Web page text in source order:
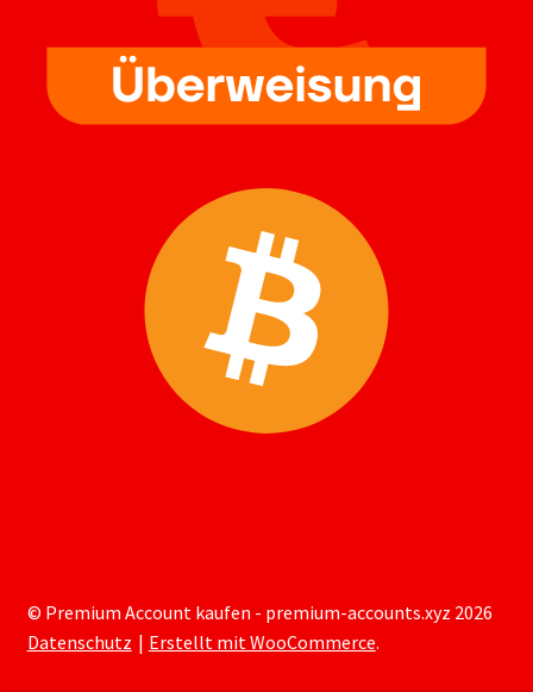
© Premium Account kaufen - premium-accounts.xyz 2026
Datenschutz
Erstellt mit WooCommerce.